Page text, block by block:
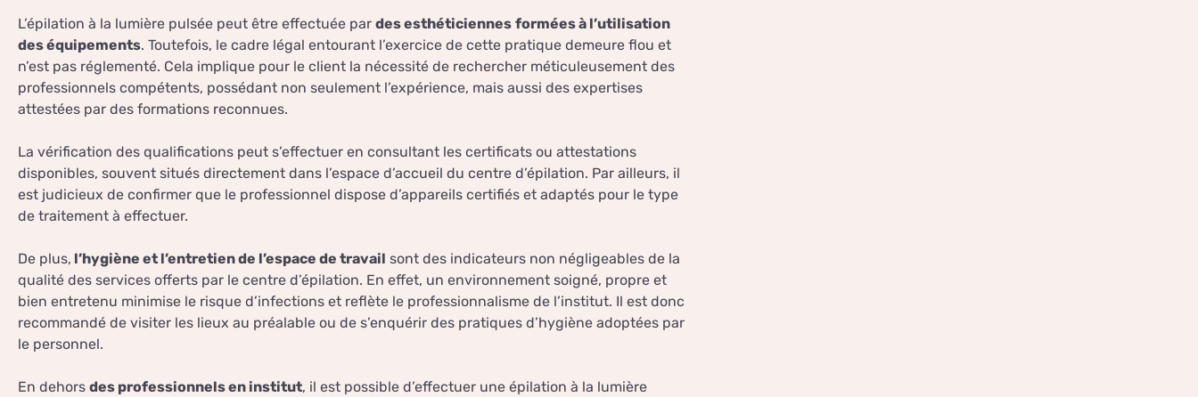
L’épilation à la lumière pulsée peut être effectuée par des esthéticiennes formées à l’utilisation
des équipements. Toutefois, le cadre légal entourant l’exercice de cette pratique demeure flou et
n’est pas réglementé. Cela implique pour le client la nécessité de rechercher méticuleusement des
professionnels compétents, possédant non seulement l’expérience, mais aussi des expertises
attestées par des formations reconnues.
La vérification des qualifications peut s’effectuer en consultant les certificats ou attestations
disponibles, souvent situés directement dans l’espace d’accueil du centre d’épilation. Par ailleurs, il
est judicieux de confirmer que le professionnel dispose d’appareils certifiés et adaptés pour le type
de traitement à effectuer.
De plus, l’hygiène et l’entretien de l’espace de travail sont des indicateurs non négligeables de la
qualité des services offerts par le centre d’épilation. En effet, un environnement soigné, propre et
bien entretenu minimise le risque d’infections et reflète le professionnalisme de l’institut. Il est donc
recommandé de visiter les lieux au préalable ou de s’enquérir des pratiques d’hygiène adoptées par
le personnel.
En dehors des professionnels en institut, il est possible d’effectuer une épilation à la lumière